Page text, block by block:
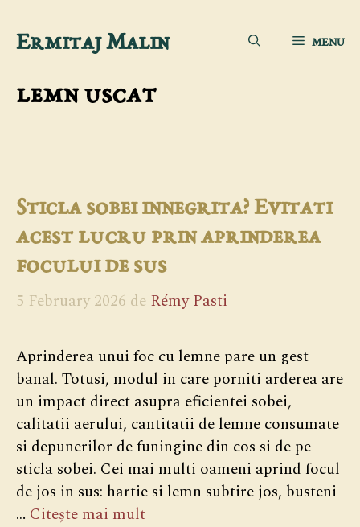
SariErmitaj Malin MENU
lemn uscat
Sticla sobei innegrita? Evitati
acest lucru prin aprinderea
focului de sus
5 February 2026 de Rémy Pasti
Aprinderea unui foc cu lemne pare un gest
banal. Totusi, modul in care porniti arderea are
un impact direct asupra eficientei sobei,
calitatii aerului, cantitatii de lemne consumate
si depunerilor de funingine din cos si de pe
sticla sobei. Cei mai multi oameni aprind focul
de jos in sus: hartie si lemn subtire jos, busteni
… Citește mai mult